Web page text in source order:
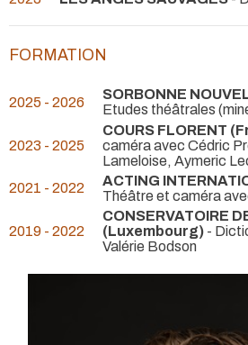
FORMATION
2025 - 2026 SORBONNE
Etudes théâtrales
2023 - 2025
COURS FLORENT
caméra avec Cédric
Lameloise, Aymeric
2021 - 2022
ACTING
Théâtre et caméra
2019 - 2022
CONSERVATOIRE
(Luxembourg) -
Valérie Bodson